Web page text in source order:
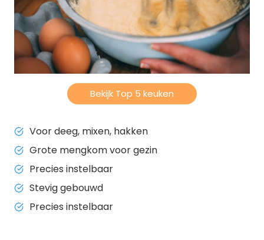
Bekijk Top 5 keuken
Voor deeg, mixen, hakken
Grote mengkom voor gezin
Precies instelbaar
Stevig gebouwd
Precies instelbaar